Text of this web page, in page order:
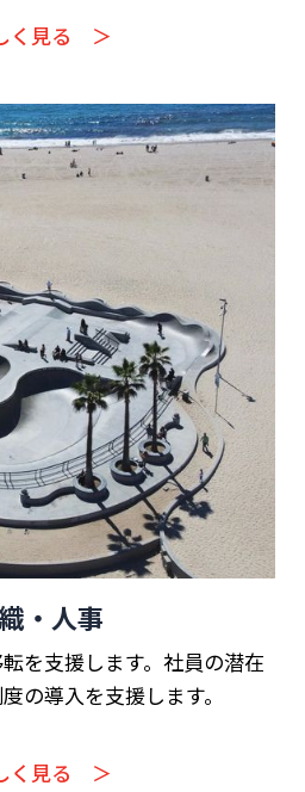
く見る ＞
・人事
を支援します。社員の潜在
の導入を支援します。
く見る ＞